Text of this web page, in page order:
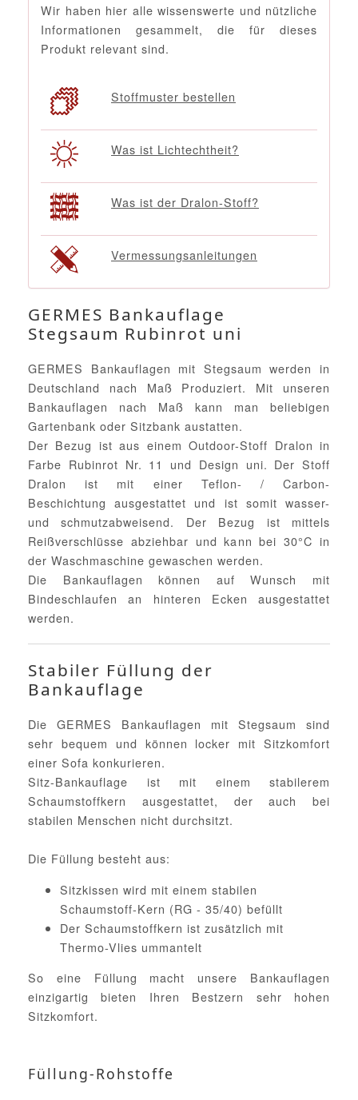
Wir haben hier alle wissenswerte und nützliche
Informationen gesammelt, die für dieses
Produkt relevant sind.
Stoffmuster bestellen
Was ist Lichtechtheit?
Was ist der Dralon-Stoff?
Vermessungsanleitungen
GERMES Bankauflage
Stegsaum Rubinrot uni
GERMES Bankauflagen mit Stegsaum werden in
Deutschland nach Maß Produziert. Mit unseren
Bankauflagen nach Maß kann man beliebigen
Gartenbank oder Sitzbank austatten.
Der Bezug ist aus einem Outdoor-Stoff Dralon in
Farbe Rubinrot Nr. 11 und Design uni. Der Stoff
Dralon ist mit einer Teflon- / Carbon-
Beschichtung ausgestattet und ist somit wasser-
und schmutzabweisend. Der Bezug ist mittels
Reißverschlüsse abziehbar und kann bei 30°C in
der Waschmaschine gewaschen werden.
Die Bankauflagen können auf Wunsch mit
Bindeschlaufen an hinteren Ecken ausgestattet
werden.
Stabiler Füllung der
Bankauflage
Die GERMES Bankauflagen mit Stegsaum sind
sehr bequem und können locker mit Sitzkomfort
einer Sofa konkurieren.
Sitz-Bankauflage ist mit einem stabilerem
Schaumstoffkern ausgestattet, der auch bei
stabilen Menschen nicht durchsitzt.
Die Füllung besteht aus:
Sitzkissen wird mit einem stabilen
Schaumstoff-Kern (RG - 35/40) befüllt
Der Schaumstoffkern ist zusätzlich mit
Thermo-Vlies ummantelt
So eine Füllung macht unsere Bankauflagen
einzigartig bieten Ihren Bestzern sehr hohen
Sitzkomfort.
Füllung-Rohstoffe